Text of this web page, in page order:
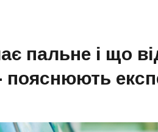
пальне і що
пояснюють